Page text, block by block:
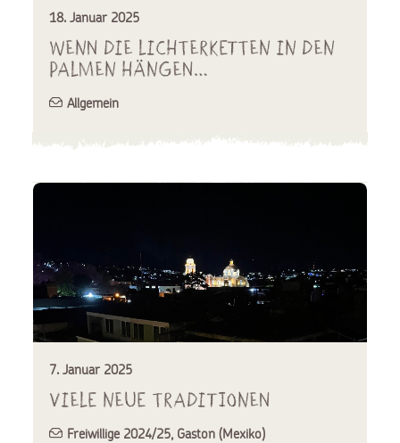
18. Januar 2025
Wenn die Lichterketten in den
Palmen hängen…
Allgemein
7. Januar 2025
Viele neue Traditionen
Freiwillige 2024/25, Gaston (Mexiko)